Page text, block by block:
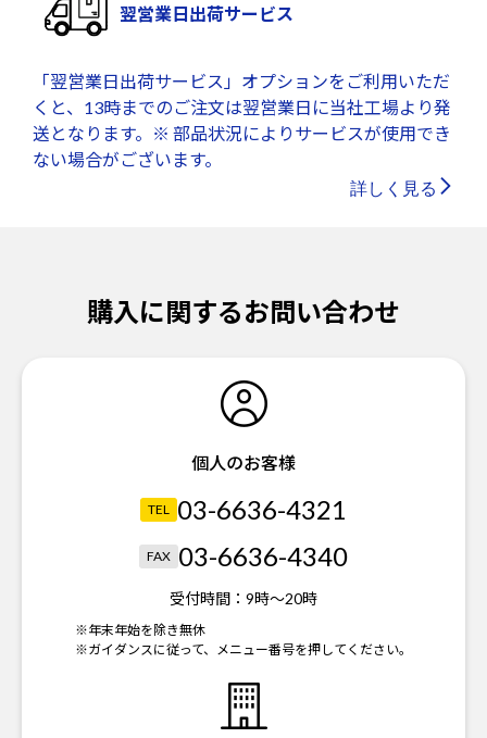
翌営業日出荷サービス
「翌営業日出荷サービス」オプションをご利用いただ
くと、13時までのご注文は翌営業日に当社工場より発
送となります。※ 部品状況によりサービスが使用でき
ない場合がございます。
詳しく見る
購入に関するお問い合わせ
個人のお客様
TEL 03-6636-4321
FAX 03-6636-4340
受付時間： 9時～20時
※年末年始を除き無休
※ガイダンスに従って、メニュー番号を押してください。